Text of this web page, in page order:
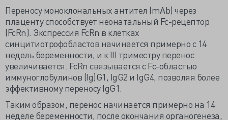
Переносу моноклональных антител (mAb) через
плаценту способствует неонатальный Fc-рецептор
(FcRn). Экспрессия FcRn в клетках
синцитиотрофобластов начинается примерно с 14
недель беременности, и к III триместру перенос
увеличивается. FcRn связывается с Fc-областью
иммуноглобулинов (Ig)G1, IgG2 и IgG4, позволяя более
эффективному переносу IgG1.
Таким образом, перенос начинается примерно на 14
неделе беременности, после окончания органогенеза,